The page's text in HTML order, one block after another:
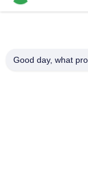
Good day, what